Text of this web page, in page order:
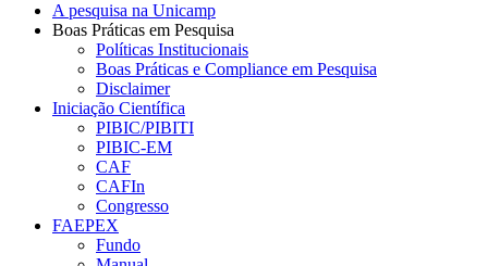
A pesquisa na Unicamp
Boas Práticas em Pesquisa
Políticas Institucionais
Boas Práticas e Compliance em Pesquisa
Disclaimer
Iniciação Científica
PIBIC/PIBITI
PIBIC-EM
CAF
CAFIn
Congresso
FAEPEX
Fundo